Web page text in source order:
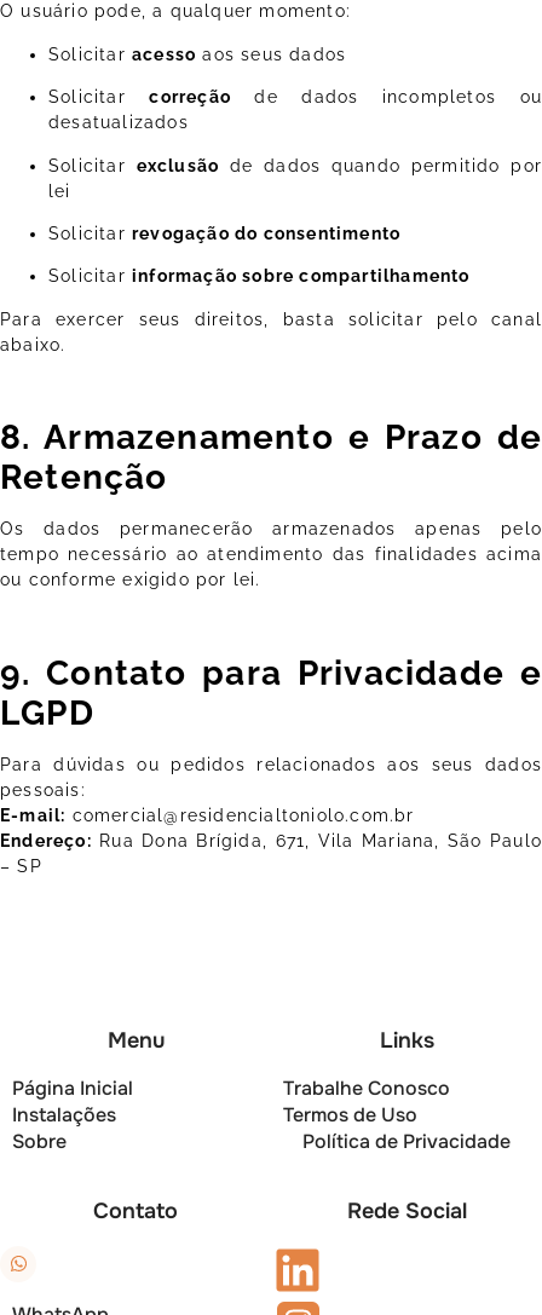
O usuário pode, a qualquer momento:
Solicitar acesso aos seus dados
Solicitarcorreção de dados incompletos ou
desatualizados
Solicitar exclusão de dados quando permitido por
lei
Solicitar revogação do consentimento
Solicitar informação sobre compartilhamento
Para exercer seus direitos, basta solicitar pelo canal
abaixo.
8. Armazenamento e Prazo de
Retenção
Os dados permanecerão armazenados apenas pelo
tempo necessário ao atendimento das finalidades acima
ou conforme exigido por lei.
9. Contato para Privacidade e
LGPD
Para dúvidas ou pedidos relacionados aos seus dados
pessoais:
E-mail: comercial@residencialtoniolo.com.br
Endereço: Rua Dona Brígida, 671, Vila Mariana, São Paulo
– SP
Menu
Página Inicial
Instalações
Sobre
Links
Trabalhe Conosco
Termos de Uso
Política de Privacidade
Contato Rede Social